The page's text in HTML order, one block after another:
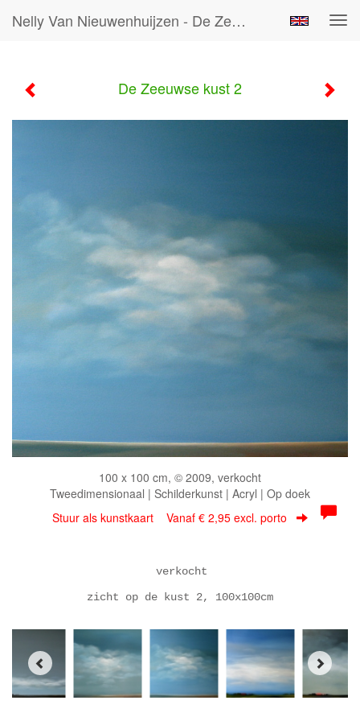
Nelly Van Nieuwenhuijzen - De Zeeuwse Kust 2
De Zeeuwse kust 2
100 x 100 cm, © 2009, verkocht
Tweedimensionaal | Schilderkunst | Acryl | Op doek
Stuur als kunstkaart Vanaf € 2,95 excl. porto
verkocht
zicht op de kust 2, 100x100cm